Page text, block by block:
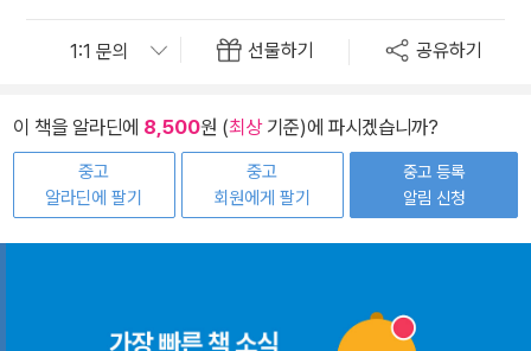
선물하기 공유하기
이 책을 알라딘에 8,500원 (최상기준)에 파시겠습니까?
중고
알라딘에 팔기
중고
회원에게 팔기
중고 등록
알림 신청